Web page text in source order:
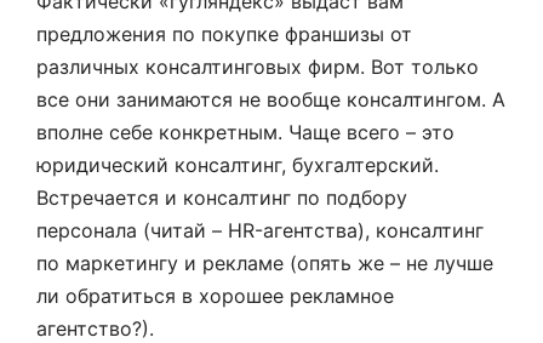
предложения по покупке франшизы от
различных консалтинговых фирм. Вот только
все они занимаются не вообще консалтингом. А
вполне себе конкретным. Чаще всего – это
юридический консалтинг, бухгалтерский.
Встречается и консалтинг по подбору
персонала (читай – HR-агентства), консалтинг
по маркетингу и рекламе (опять же – не лучше
ли обратиться в хорошее рекламное
агентство?).